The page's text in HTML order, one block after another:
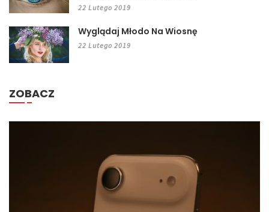
22 Lutego 2019
Wyglądaj Młodo Na Wiosnę
22 Lutego 2019
ZOBACZ